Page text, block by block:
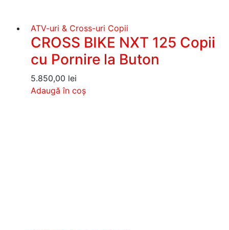
ATV-uri & Cross-uri Copii
CROSS BIKE NXT 125 Copii
cu Pornire la Buton
5.850,00 lei
Adaugă în coș